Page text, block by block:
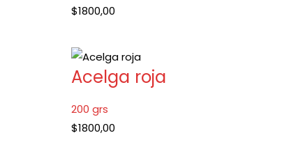
$1800,00
Acelga roja
200 grs
$1800,00